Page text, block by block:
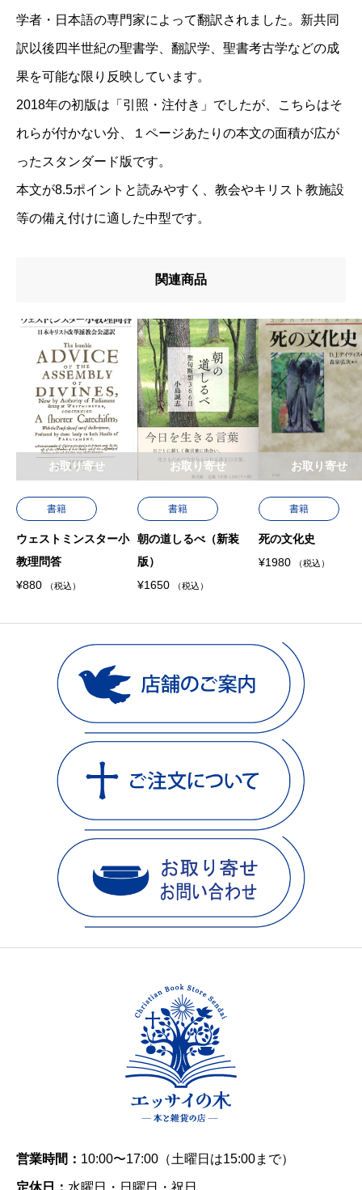
学者・日本語の専門家によって翻訳されました。新共同
訳以後四半世紀の聖書学、翻訳学、聖書考古学などの成
果を可能な限り反映しています。
2018年の初版は「引照・注付き」でしたが、こちらはそ
れらが付かない分、１ページあたりの本文の面積が広が
ったスタンダード版です。
本文が8.5ポイントと読みやすく、教会やキリスト教施設
等の備え付けに適した中型です。
関連商品
書籍
ウェストミンスター小
教理問答
¥880 （税込）
お取り寄せ
書籍
朝の道しるべ（新装
版）
¥1650 （税込）
お取り寄せ
書籍
死の文化史
¥1980 （税込）
お取り寄せ
営業時間： 10:00〜17:00（土曜日は15:00まで）
定休日： 水曜日・日曜日・祝日